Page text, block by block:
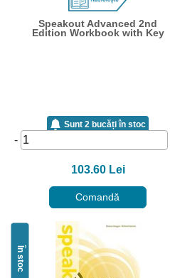
Speakout Advanced 2nd
Edition Workbook with Key
Sunt 2 bucăți în stoc
-
103.60 Lei
Comandă
În stoc